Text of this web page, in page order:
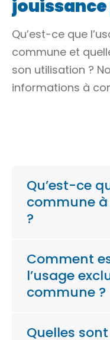
Qu’est-ce que
commune et
son utilisation ?
informations à
Qu’est-ce
commune
?
Comment
l’usage
commune ?
Quelles